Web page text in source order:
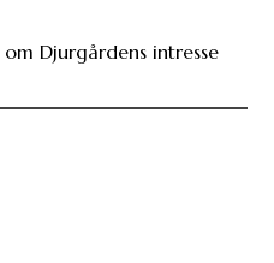
om Djurgårdens intresse